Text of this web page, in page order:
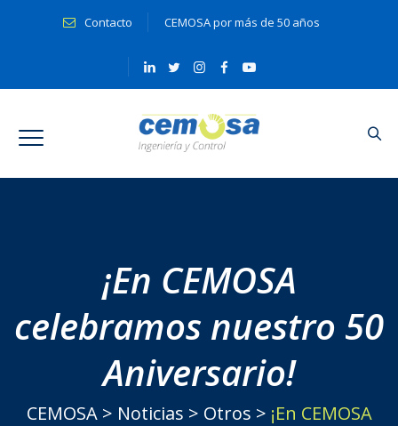
Contacto CEMOSA por más de 50 años
¡En CEMOSA
celebramos nuestro 50
Aniversario!
CEMOSA> Noticias > Otros > ¡En CEMOSA